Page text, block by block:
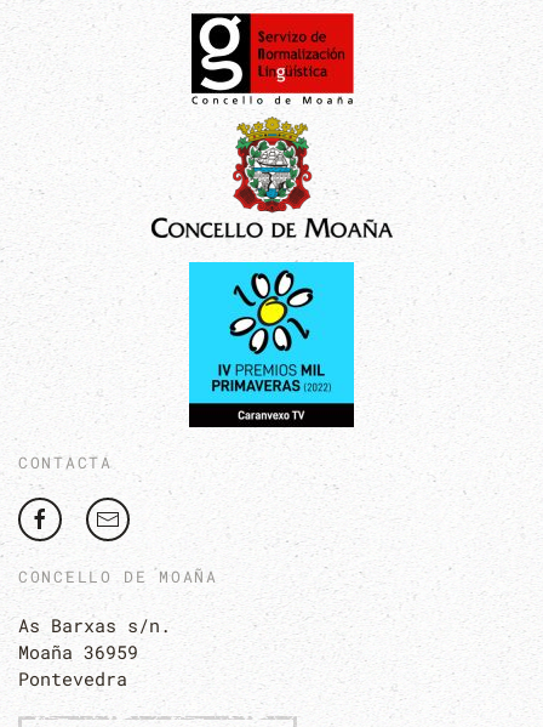
CONTACTA
CONCELLO DE MOAÑA
As Barxas s/n.
Moaña 36959
Pontevedra